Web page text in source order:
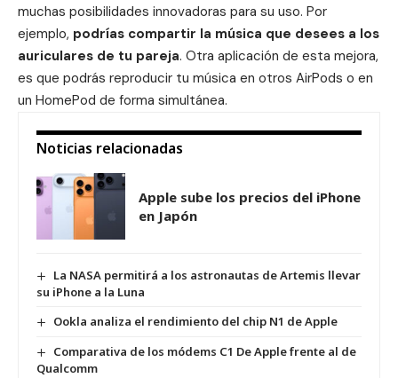
muchas posibilidades innovadoras para su uso. Por
ejemplo, podrías compartir la música que desees a los
auriculares de tu pareja. Otra aplicación de esta mejora,
es que podrás reproducir tu música en otros AirPods o en
un HomePod de forma simultánea.
Noticias relacionadas
Apple sube los precios del iPhone
en Japón
La NASA permitirá a los astronautas de Artemis llevar
su iPhone a la Luna
Ookla analiza el rendimiento del chip N1 de Apple
Comparativa de los módems C1 De Apple frente al de
Qualcomm